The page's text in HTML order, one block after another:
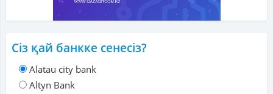
Сіз қай банкке сенесіз?
Alatau city bank
Altyn Bank